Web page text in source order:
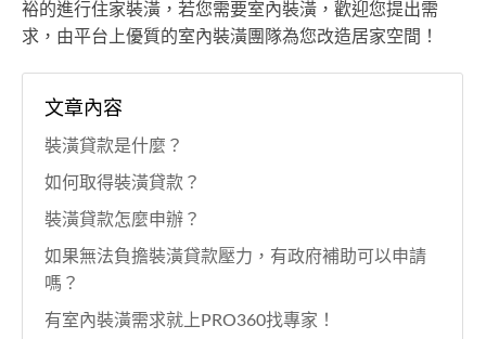
裕的進行住家裝潢，若您需要室內裝潢，歡迎您提出需
求，由平台上優質的室內裝潢團隊為您改造居家空間！
文章內容
裝潢貸款是什麼？
如何取得裝潢貸款？
裝潢貸款怎麼申辦？
如果無法負擔裝潢貸款壓力，有政府補助可以申請
嗎？
有室內裝潢需求就上PRO360找專家！